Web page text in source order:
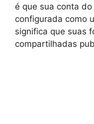
é que sua conta
configurada como
significa que suas
compartilhadas